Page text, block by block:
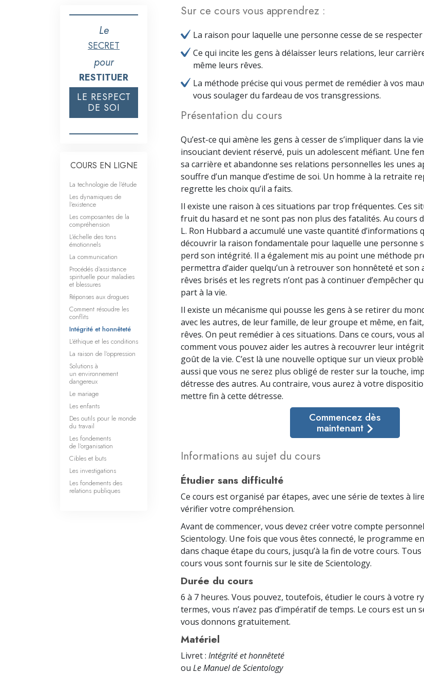
Sur ce cours vous apprendrez :
La raison pour laquelle une personne cesse de se respecter
Ce qui incite les gens à délaisser leurs relations, leur
même leurs rêves.
La méthode précise qui vous permet de remédier à vos
vous soulager du fardeau de vos transgressions.
Présentation du cours
Qu’est-ce qui amène les gens à cesser de s’impliquer dans la
insouciant devient réservé, puis un adolescent méfiant. Une
sa carrière et abandonne ses relations personnelles les unes
souffre d’un manque d’estime de soi. Un homme à la retraite
regrette les choix qu’il a faits.
Il existe une raison à ces situations par trop fréquentes. Ces
fruit du hasard et ne sont pas non plus des fatalités. Au cours
L. Ron Hubbard a accumulé une vaste quantité d’informations
découvrir la raison fondamentale pour laquelle une personne
perd son intégrité. Il a également mis au point une méthode
permettra d’aider quelqu’un à retrouver son honnêteté et son
rêves brisés et les regrets n’ont pas à continuer d’empêcher
part à la vie.
Il existe un mécanisme qui pousse les gens à se retirer du
avec les autres, de leur famille, de leur groupe et même, en
rêves. On peut remédier à ces situations. Dans ce cours, vous
comment vous pouvez aider les autres à recouvrer leur
goût de la vie. C’est là une nouvelle optique sur un vieux
aussi que vous ne serez plus obligé de rester sur la touche,
détresse des autres. Au contraire, vous aurez à votre
mettre fin à cette détresse.
Commencez dès
maintenant
Informations au sujet du cours
Étudier sans difficulté
Ce cours est organisé par étapes, avec une série de textes à
vérifier votre compréhension.
Avant de commencer, vous devez créer votre compte
Scientology. Une fois que vous êtes connecté, le programme
dans chaque étape du cours, jusqu’à la fin de votre cours.
cours vous sont fournis sur le site de Scientology.
Durée du cours
6 à 7 heures. Vous pouvez, toutefois, étudier le cours à votre
termes, vous n’avez pas d’impératif de temps. Le cours est un
vous donnons gratuitement.
Matériel
Livret : Intégrité et honnêteté
ou Le Manuel de Scientology
Le
SECRET
pour
RESTITUER
LE RESPECT
DE SOI
COURS EN LIGNE
La technologie de l’étude
Les dynamiques de
l’existence
Les composantes de la
compréhension
L’échelle des tons
émotionnels
La communication
Procédés d’assistance
spirituelle pour maladies
et blessures
Réponses aux drogues
Comment résoudre les
conflits
Intégrité et honnêteté
L’éthique et les conditions
La raison de l’oppression
Solutions à
un environnement
dangereux
Le mariage
Les enfants
Des outils pour le monde
du travail
Les fondements
de l’organisation
Cibles et buts
Les investigations
Les fondements des
relations publiques